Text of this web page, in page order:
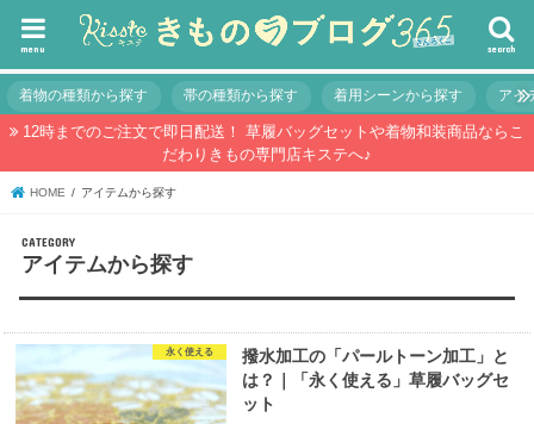
search
menu
着物の種類から探す 帯の種類から探す 着用シーンから探す アイ
12時までのご注文で即日配送！ 草履バッグセットや着物和装商品ならこ
だわりきもの専門店キステへ♪
HOME アイテムから探す
アイテムから探す
永く使える
撥水加工の「パールトーン加工」と
は？｜「永く使える」草履バッグセ
ット